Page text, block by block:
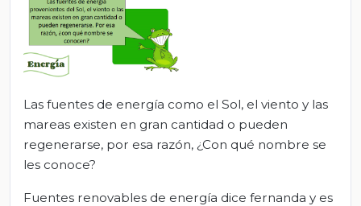
Las fuentes de energía como el Sol, el viento y las
mareas existen en gran cantidad o pueden
regenerarse, por esa razón, ¿Con qué nombre se
les conoce?
Fuentes renovables de energía dice fernanda y es